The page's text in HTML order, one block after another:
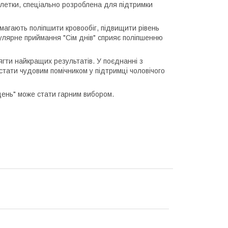
спеціально розроблена для підтримки
поліпшити кровообіг, підвищити рівень
приймання "Сім днів" сприяє поліпшенню
найкращих результатів. У поєднанні з
чудовим помічником у підтримці чоловічого
може стати гарним вибором.